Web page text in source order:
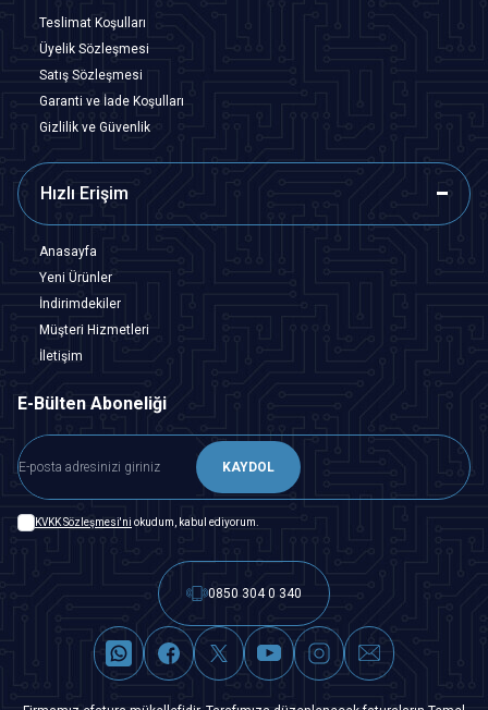
Teslimat Koşulları
Üyelik Sözleşmesi
Satış Sözleşmesi
Garanti ve İade Koşulları
Gizlilik ve Güvenlik
Hızlı Erişim
Anasayfa
Yeni Ürünler
İndirimdekiler
Müşteri Hizmetleri
İletişim
E-Bülten Aboneliği
KAYDOL
KVKK Sözleşmesi'ni okudum, kabul ediyorum.
0850 304 0 340